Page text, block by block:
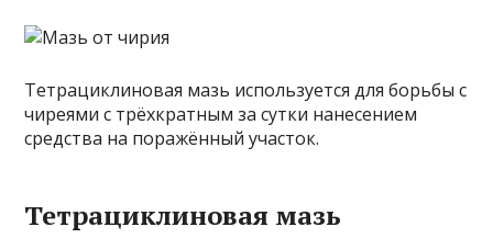
Тетрациклиновая мазь используется для борьбы с
чиреями с трёхкратным за сутки нанесением
средства на поражённый участок.
Тетрациклиновая мазь